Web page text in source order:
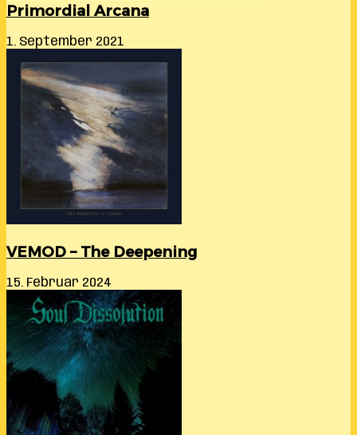
Primordial Arcana
1. September 2021
VEMOD – The Deepening
15. Februar 2024